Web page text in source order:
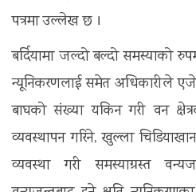
पत्रमा उल्लेख छ ।
बर्दियामा जल्दो बल्दो समस्याको
न्यूनिकरणलाई समेत अधिकारीले
बाघको संख्या यकिन गरी वन
व्यवस्थापन गरिने, खुल्ला
व्यवस्था गरी समस्याग्रस्त